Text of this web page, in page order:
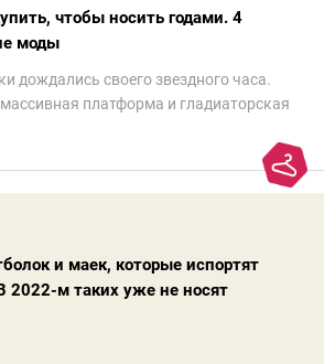
чтобы носить годами. 4
моды
дождались своего звездного часа.
платформа и гладиаторская
бежать за ними в магазин.
ревизию прошлогодних покупок.
и маек, которые испортят
2022-м таких уже не носят